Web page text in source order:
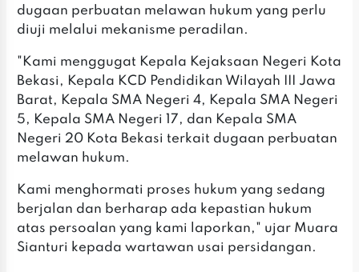
dugaan perbuatan melawan hukum yang perlu
diuji melalui mekanisme peradilan.
"Kami menggugat Kepala Kejaksaan Negeri Kota
Bekasi, Kepala KCD Pendidikan Wilayah III Jawa
Barat, Kepala SMA Negeri 4, Kepala SMA Negeri
5, Kepala SMA Negeri 17, dan Kepala SMA
Negeri 20 Kota Bekasi terkait dugaan perbuatan
melawan hukum.
Kami menghormati proses hukum yang sedang
berjalan dan berharap ada kepastian hukum
atas persoalan yang kami laporkan," ujar Muara
Sianturi kepada wartawan usai persidangan.